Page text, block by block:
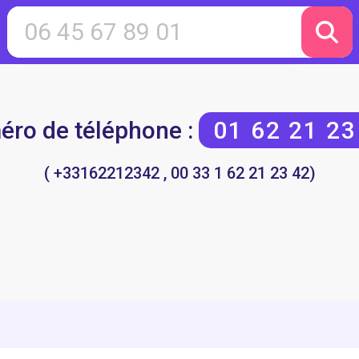
de téléphone : 01 62 21
( +33162212342 , 00 33 1 62 21 23 42)